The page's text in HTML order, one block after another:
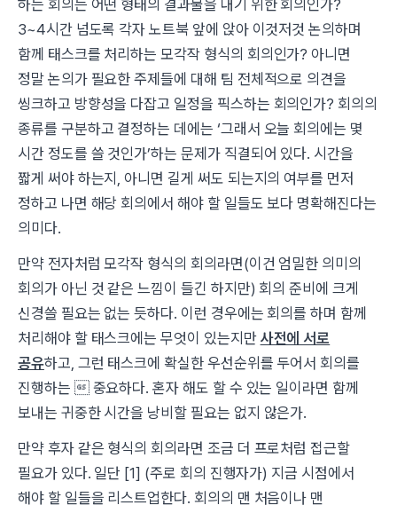
하는 회의는 어떤 형태의 결과물을 내기 위한 회의인가?
3~4시간 넘도록 각자 노트북 앞에 앉아 이것저것 논의하며
함께 태스크를 처리하는 모각작 형식의 회의인가? 아니면
정말 논의가 필요한 주제들에 대해 팀 전체적으로 의견을
씽크하고 방향성을 다잡고 일정을 픽스하는 회의인가? 회의의
종류를 구분하고 결정하는 데에는 ‘그래서 오늘 회의에는 몇
시간 정도를 쓸 것인가’하는 문제가 직결되어 있다. 시간을
짧게 써야 하는지, 아니면 길게 써도 되는지의 여부를 먼저
정하고 나면 해당 회의에서 해야 할 일들도 보다 명확해진다는
의미다.
만약 전자처럼 모각작 형식의 회의라면(이건 엄밀한 의미의
회의가 아닌 것 같은 느낌이 들긴 하지만) 회의 준비에 크게
신경쓸 필요는 없는 듯하다. 이런 경우에는 회의를 하며 함께
처리해야 할 태스크에는 무엇이 있는지만 사전에 서로
공유하고, 그런 태스크에 확실한 우선순위를 두어서 회의를
진행하는  중요하다. 혼자 해도 할 수 있는 일이라면 함께
보내는 귀중한 시간을 낭비할 필요는 없지 않은가.
만약 후자 같은 형식의 회의라면 조금 더 프로처럼 접근할
필요가 있다. 일단 [1] (주로 회의 진행자가) 지금 시점에서
해야 할 일들을 리스트업한다. 회의의 맨 처음이나 맨